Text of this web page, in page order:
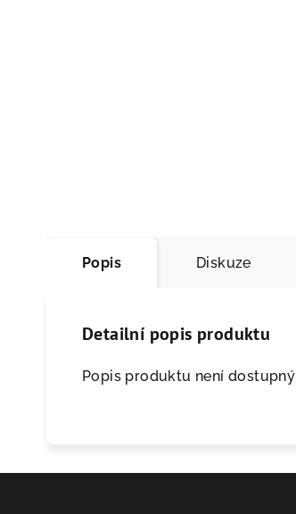
Popis Diskuze
Detailní popis produktu
Popis produktu není dostupný